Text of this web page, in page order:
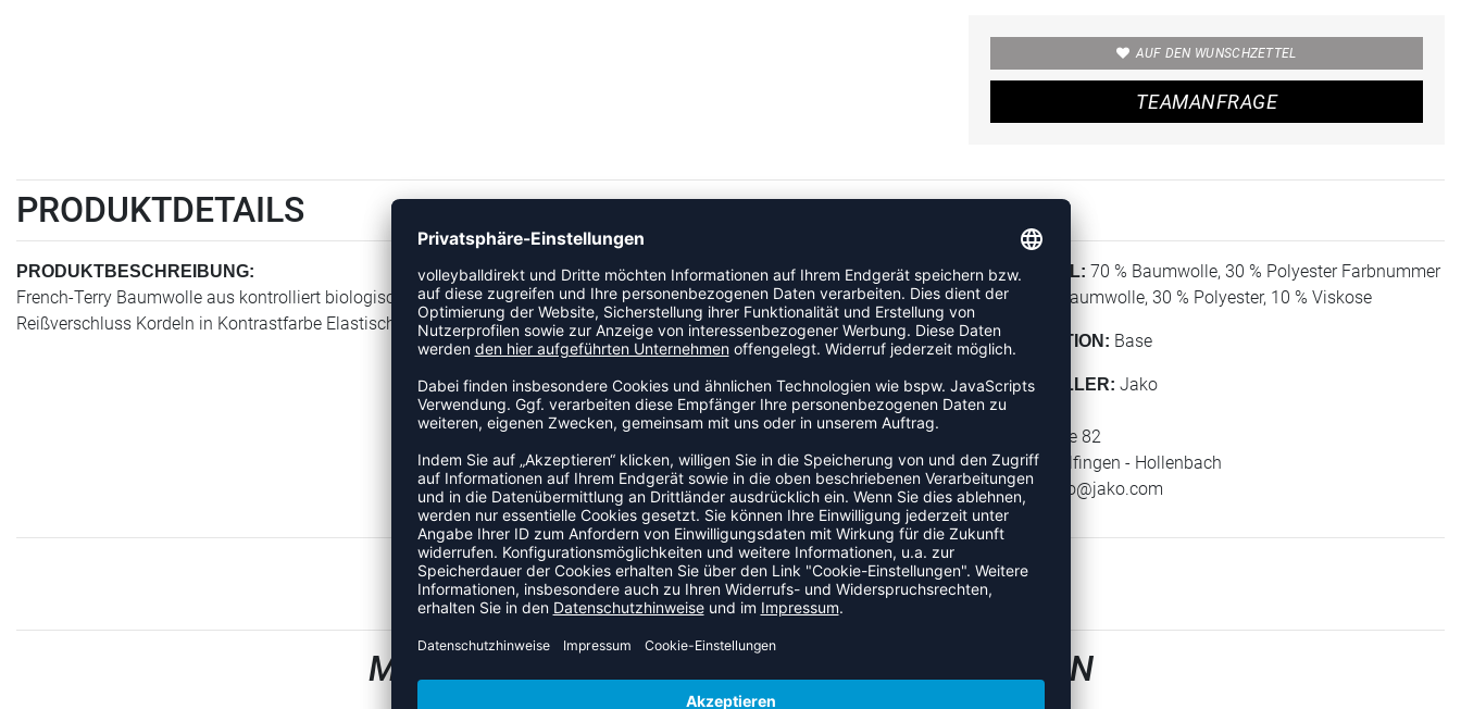
AUF DEN WUNSCHZETTEL
TEAMANFRAGE
PRODUKTDETAILS
PRODUKTBESCHREIBUNG:
French-Terry Baumwolle aus kontrolliert biologischem Anbau Weicher Griff Einlaufvorbehandelt Seitentaschen mit
Reißverschluss Kordeln in Kontrastfarbe Elastischer Bund mit Kordelzug
MATERIAL: 70 % Baumwolle, 30 % Polyester Farbnummer
41: 60 % Baumwolle, 30 % Polyester, 10 % Viskose
KOLLEKTION: Base
HERSTELLER: Jako
Jako AG
Amtstrasse 82
74673 Mulfingen - Hollenbach
E-Mail:
info@jako.com
ZULETZT ANGESEHEN
MEHR AUS DER KATEGORIE TRAININGSHOSEN